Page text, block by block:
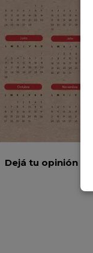
Dejá tu opinión